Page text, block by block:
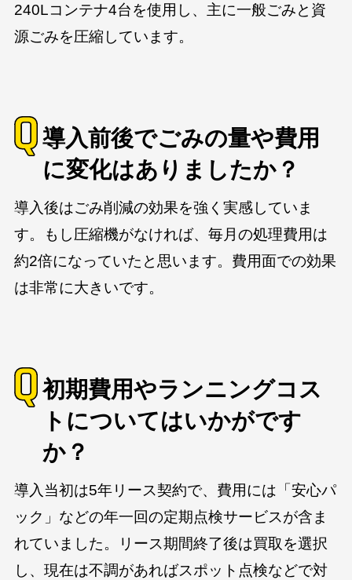
240Lコンテナ4台を使用し、主に一般ごみと資
源ごみを圧縮しています。
導入前後でごみの量や費用
に変化はありましたか？
導入後はごみ削減の効果を強く実感していま
す。もし圧縮機がなければ、毎月の処理費用は
約2倍になっていたと思います。費用面での効果
は非常に大きいです。
初期費用やランニングコス
トについてはいかがです
か？
導入当初は5年リース契約で、費用には「安心パ
ック」などの年一回の定期点検サービスが含ま
れていました。リース期間終了後は買取を選択
し、現在は不調があればスポット点検などで対